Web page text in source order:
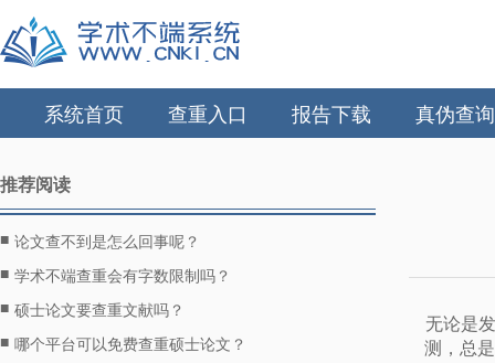
系统首页 查重入口 报告下载 真伪查询
推荐阅读
■ 论文查不到是怎么回事呢？
■ 学术不端查重会有字数限制吗？
■ 硕士论文要查重文献吗？
■ 哪个平台可以免费查重硕士论文？
无论是
测，总